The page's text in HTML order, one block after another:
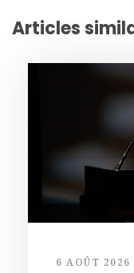
Articles
6 AOÛT 2026